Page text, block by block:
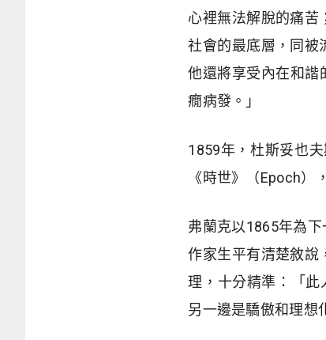
心裡無法解脫的痛苦
社會的最底層，同被
他還將享受內在和諧
癇病發。」
1859年，杜斯妥也
《時世》（Epoch）
弗蘭克以1865年為
作家生平有清楚敘說
理，十分精準：「
另一邊是驕傲和理想